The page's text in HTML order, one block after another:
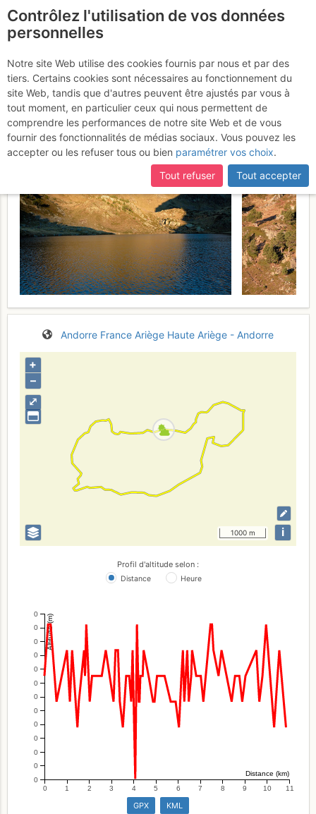
Pic de Font Blanca : Par
la crête du pic de l'Albeille
Vendredi 15 octobre 2010
Andorre France Ariège Haute Ariège - Andorre
⤢
+
–
1000 m i
Profil d'altitude selon :
Distance Heure
0
0
0
0
0
0
0
0
0
0
0
0
0 Altitude (m)
0 1 2 3 4 5 6 7 8 9 10 11
Distance (km)
GPX KML
Contrôlez l'utilisation de vos données
personnelles
Notre site Web utilise des cookies fournis par nous et par des
tiers. Certains cookies sont nécessaires au fonctionnement du
site Web, tandis que d'autres peuvent être ajustés par vous à
tout moment, en particulier ceux qui nous permettent de
comprendre les performances de notre site Web et de vous
fournir des fonctionnalités de médias sociaux. Vous pouvez les
accepter ou les refuser tous ou bien paramétrer vos choix.
Tout refuser
Tout accepter